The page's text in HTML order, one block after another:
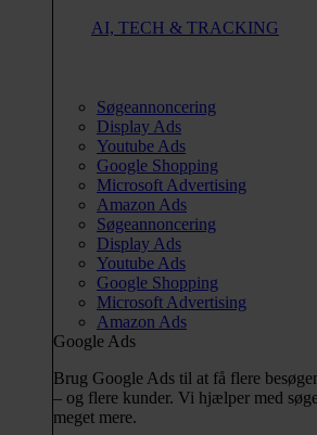
AI, TECH & TRACKING
Søgeannoncering
Display Ads
Youtube Ads
Google Shopping
Microsoft Advertising
Amazon Ads
Søgeannoncering
Display Ads
Youtube Ads
Google Shopping
Microsoft Advertising
Amazon Ads
Google Ads
Brug Google Ads til at få flere
– og flere kunder. Vi hjælper med
meget mere.